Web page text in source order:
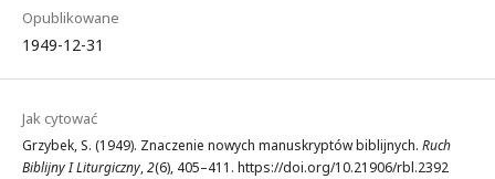
Opublikowane
1949-12-31
Jak cytować
Grzybek, S. (1949). Znaczenie nowych manuskryptów biblijnych. Ruch
Biblijny I Liturgiczny,2(6), 405–411. https://doi.org/10.21906/rbl.2392